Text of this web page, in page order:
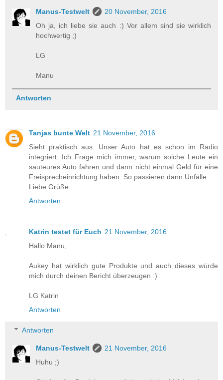
Manus-Testwelt
20 November, 2016
Oh ja, ich liebe sie auch :) Vor allem sind sie wirklich
hochwertig ;)
LG
Manu
Antworten
Tanjas bunte Welt 21 November, 2016
Sieht praktisch aus. Unser Auto hat es schon im Radio
integriert. Ich Frage mich immer, warum solche Leute ein
sauteures Auto fahren und dann nicht einmal Geld für eine
Freisprecheinrichtung haben. So passieren dann Unfälle
Liebe Grüße
Antworten
Katrin testet für Euch 21 November, 2016
Hallo Manu,
Aukey hat wirklich gute Produkte und auch dieses würde
mich durch deinen Bericht überzeugen :)
LG Katrin
Antworten
Antworten
Manus-Testwelt
21 November, 2016
Huhu ;)